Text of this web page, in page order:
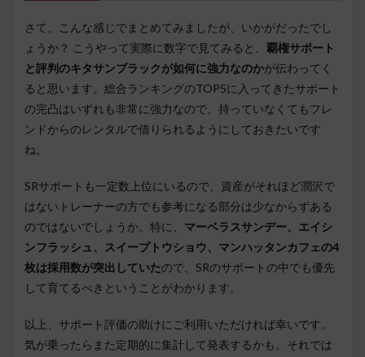
さて、こんな感じでまとめてみましたが、いかがだったでし
ょうか？ こうやって実際に数字で見てみると、 覇権サポート
と評判のキタサンブラックが如何に強力なのかが伝わってく
ると思います。総合ランキングのTOP5に入ってきたサポート
の完凸はいずれも非常に強力なので、持っていなくてもフレ
ンドからのレンタルで借りられるようにしておきたいです
ね。
SRサポートも一定数上位にいるので、資産がそれほど潤沢で
はないトレーナーの方でも参考になる部分は少なからずある
のではないでしょうか。特に、 マーベラスサンデー、エイシ
ンフラッシュ、スイープトウショウ、マンハッタンカフェの4
枚は採用数が突出していたので、SRのサポートの中でも優先
して育てるべきということがわかります。
以上、サポート評価の助けにご利用いただければ幸いです。
気が乗ったらまた定期的に集計して発表するかも。それでは